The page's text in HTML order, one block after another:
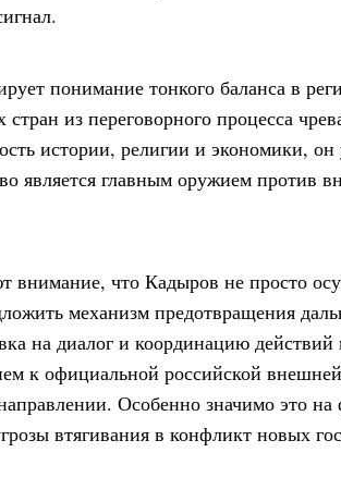
понимание тонкого баланса в
из переговорного процесса
истории, религии и экономики, он
является главным оружием против
внимание, что Кадыров не просто
механизм предотвращения
на диалог и координацию действий
к официальной российской
Особенно значимо это
втягивания в конфликт новых